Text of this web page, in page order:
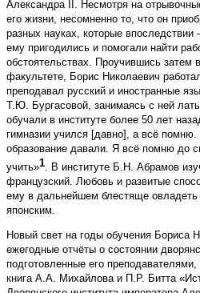
Александра II. Несмотря на
его жизни, несомненно то, что он
разных науках, которые
ему пригодились и помогали найти
обстоятельствах. Проучившись затем
факультете, Борис Николаевич
преподавал русский и иностранные
Т.Ю. Бургасовой, занимаясь с ней
обучали в институте более 50 лет
гимназии учился [давно], а всё помню.
образование давали. Я всё помню до
учить»1. В институте Б.Н. Абрамов
французский. Любовь и развитые
ему в дальнейшем блестяще овладеть
японским.
Новый свет на годы обучения Бориса
ежегодные отчёты о состоянии
подготовленные его
книга А.А. Михайлова и П.Р. Битта